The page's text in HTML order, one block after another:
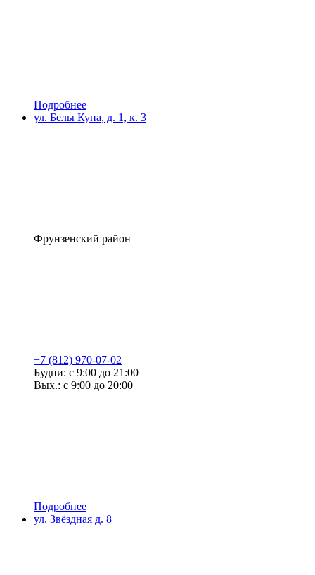
Подробнее
ул. Белы Куна, д. 1, к. 3
Фрунзенский район
+7 (812) 970-07-02
Будни: с 9:00 до 21:00
Вых.: с 9:00 до 20:00
Подробнее
ул. Звёздная д. 8